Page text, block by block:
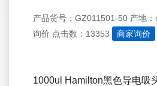
产品货号：GZ011501-50 产地
询价 点击数：13353 商家询价
1000ul Hamilton黑色导电吸